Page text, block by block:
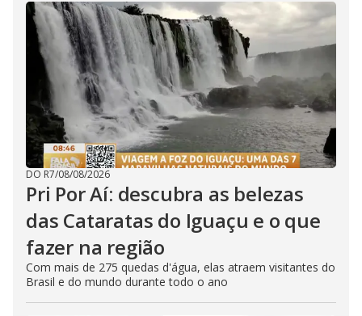
DO R7/08/08/2026
Pri Por Aí: descubra as belezas
das Cataratas do Iguaçu e o que
fazer na região
Com mais de 275 quedas d'água, elas atraem visitantes do
Brasil e do mundo durante todo o ano